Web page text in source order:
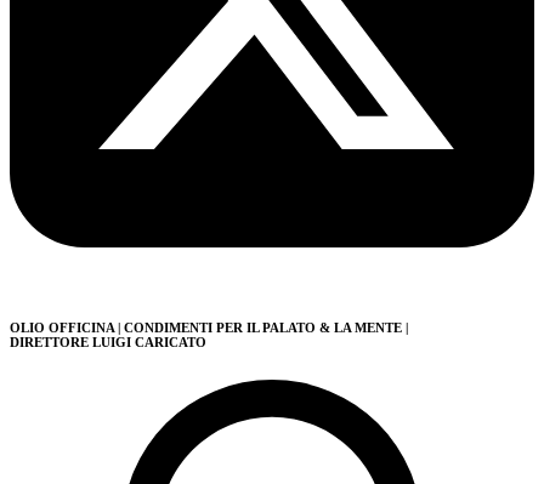
OLIO OFFICINA | CONDIMENTI PER IL PALATO & LA MENTE |
DIRETTORE LUIGI CARICATO